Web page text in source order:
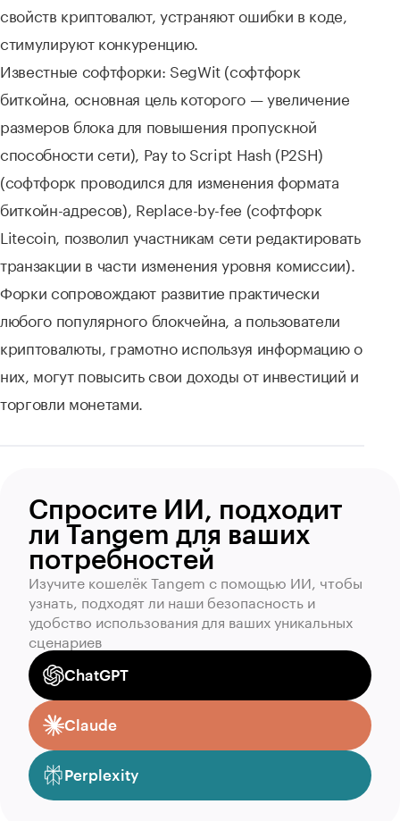
свойств криптовалют, устраняют ошибки в коде,
стимулируют конкуренцию.
Известные софтфорки: SegWit (софтфорк
биткойна, основная цель которого — увеличение
размеров блока для повышения пропускной
способности сети), Pay to Script Hash (P2SH)
(софтфорк проводился для изменения формата
биткойн-адресов), Replace-by-fee (софтфорк
Litecoin, позволил участникам сети редактировать
транзакции в части изменения уровня комиссии).
Форки сопровождают развитие практически
любого популярного блокчейна, а пользователи
криптовалюты, грамотно используя информацию о
них, могут повысить свои доходы от инвестиций и
торговли монетами.
Спросите ИИ, подходит
ли Tangem для ваших
потребностей
Изучите кошелёк Tangem с помощью ИИ, чтобы
узнать, подходят ли наши безопасность и
удобство использования для ваших уникальных
сценариев
ChatGPT
Claude
Perplexity